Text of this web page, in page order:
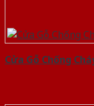
Cửa Gỗ Chống